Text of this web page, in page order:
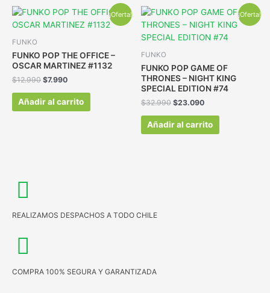
¡Oferta!
FUNKO
FUNKO POP THE OFFICE –
OSCAR MARTINEZ #1132
$12.990 $7.990
Añadir al carrito
¡Oferta!
FUNKO
FUNKO POP GAME OF
THRONES – NIGHT KING
SPECIAL EDITION #74
$32.990 $23.090
Añadir al carrito
REALIZAMOS DESPACHOS A TODO CHILE
COMPRA 100% SEGURA Y GARANTIZADA